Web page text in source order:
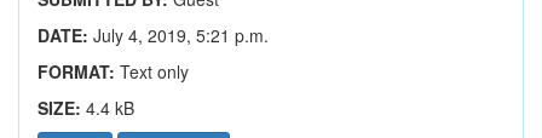
DATE: July 4, 2019, 5:21 p.m.
FORMAT: Text only
SIZE: 4.4 kB